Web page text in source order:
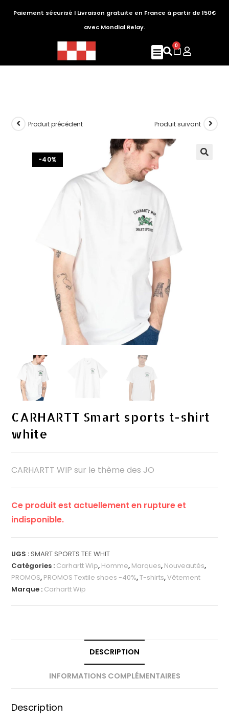
Paiement sécurisé I Livraison gratuite en France à partir de 150€
avec Mondial Relay.
0
-40%
Produit précédent Produit suivant
CARHARTT Smart sports t-shirt
white
CARHARTT WIP sur le thème des JO
Ce produit est actuellement en rupture et
indisponible.
UGS :SMART SPORTS TEE WHIT
Catégories : Carhartt Wip, Homme, Marques, Nouveautés,
PROMOS, PROMOS Textile shoes -40%,T-shirts,Vêtement
Marque : Carhartt Wip
DESCRIPTION
INFORMATIONS COMPLÉMENTAIRES
Description